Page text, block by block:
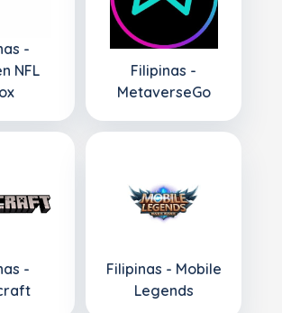
-
NFL
Filipinas -
MetaverseGo
-
Filipinas - Mobile
Legends